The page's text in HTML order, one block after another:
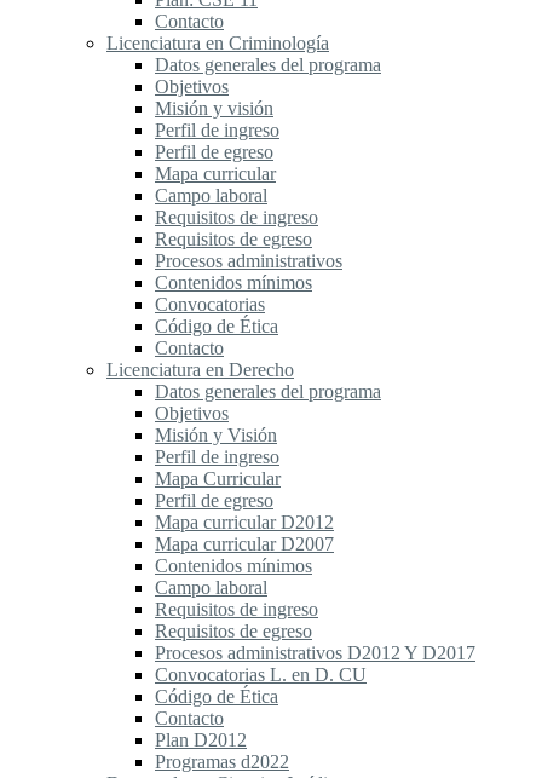
Contacto
Licenciatura en Criminología
Datos generales del programa
Objetivos
Misión y visión
Perfil de ingreso
Perfil de egreso
Mapa curricular
Campo laboral
Requisitos de ingreso
Requisitos de egreso
Procesos administrativos
Contenidos mínimos
Convocatorias
Código de Ética
Contacto
Licenciatura en Derecho
Datos generales del programa
Objetivos
Misión y Visión
Perfil de ingreso
Mapa Curricular
Perfil de egreso
Mapa curricular D2012
Mapa curricular D2007
Contenidos mínimos
Campo laboral
Requisitos de ingreso
Requisitos de egreso
Procesos administrativos D2012 Y D2017
Convocatorias L. en D. CU
Código de Ética
Contacto
Plan D2012
Programas d2022